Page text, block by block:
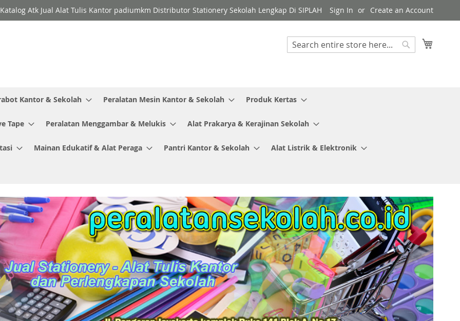
Katalog Atk Jual Alat Tulis Kantor padiumkm Distributor Stationery Sekolah Lengkap Di SIPLAH Sign In Create an Account
Search
Kantor & Sekolah Peralatan Mesin Kantor & Sekolah Produk Kertas
Tape Peralatan Menggambar & Melukis Alat Prakarya & Kerajinan Sekolah
Mainan Edukatif & Alat Peraga Pantri Kantor & Sekolah Alat Listrik & Elektronik